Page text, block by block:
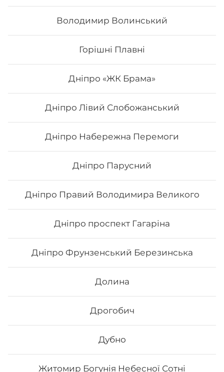
Володимир Волинський
Горішні Плавні
Дніпро «ЖК Брама»
Дніпро Лівий Слобожанський
Дніпро Набережна Перемоги
Дніпро Парусний
Дніпро Правий Володимира Великого
Дніпро проспект Гагаріна
Дніпро Фрунзенський Березинська
Долина
Дрогобич
Дубно
Житомир Богунія Небесної Сотні
Макі з авокадо
Вага: 115 г Склад: норі, рис, авокадо
62
Макі з тунцем